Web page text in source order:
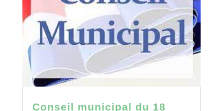
Conseil municipal du 18